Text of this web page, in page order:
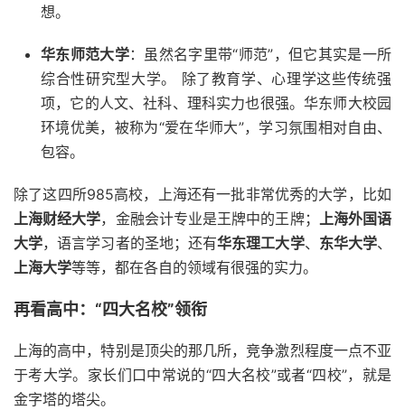
想。
华东师范大学：虽然名字里带“师范”，但它其实是一所
综合性研究型大学。 除了教育学、心理学这些传统强
项，它的人文、社科、理科实力也很强。华东师大校园
环境优美，被称为“爱在华师大”，学习氛围相对自由、
包容。
除了这四所985高校，上海还有一批非常优秀的大学，比如
上海财经大学，金融会计专业是王牌中的王牌； 上海外国语
大学，语言学习者的圣地；还有华东理工大学、 东华大学、
上海大学等等，都在各自的领域有很强的实力。
再看高中：“四大名校”领衔
上海的高中，特别是顶尖的那几所，竞争激烈程度一点不亚
于考大学。家长们口中常说的“四大名校”或者“四校”，就是
金字塔的塔尖。